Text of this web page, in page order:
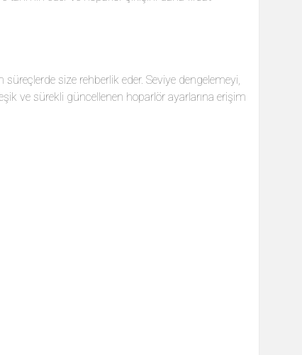
size rehberlik eder. Seviye dengelemeyi,
ve sürekli güncellenen hoparlör ayarlarına erişim